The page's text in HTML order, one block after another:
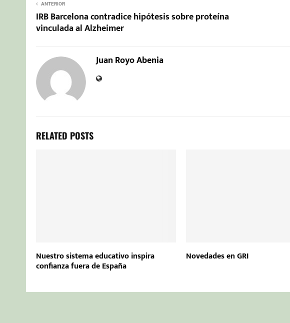
ANTERIOR
IRB Barcelona contradice hipótesis sobre proteína
vinculada al Alzheimer
Juan Royo Abenia
RELATED POSTS
Nuestro sistema educativo inspira
confianza fuera de España
Novedades en GRI